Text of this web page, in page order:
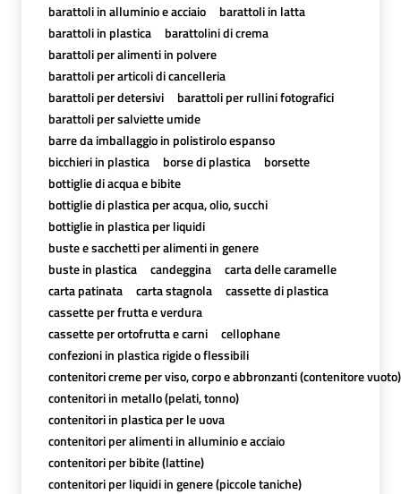
barattoli in alluminio e acciaio
barattoli in latta
barattoli in plastica
barattolini di crema
barattoli per alimenti in polvere
barattoli per articoli di cancelleria
barattoli per detersivi
barattoli per rullini fotografici
barattoli per salviette umide
barre da imballaggio in polistirolo espanso
bicchieri in plastica
borse di plastica
borsette
bottiglie di acqua e bibite
bottiglie di plastica per acqua, olio, succhi
bottiglie in plastica per liquidi
buste e sacchetti per alimenti in genere
buste in plastica
candeggina
carta delle caramelle
carta patinata
carta stagnola
cassette di plastica
cassette per frutta e verdura
cassette per ortofrutta e carni
cellophane
confezioni in plastica rigide o flessibili
contenitori creme per viso, corpo e abbronzanti (contenitore vuoto)
contenitori in metallo (pelati, tonno)
contenitori in plastica per le uova
contenitori per alimenti in alluminio e acciaio
contenitori per bibite (lattine)
contenitori per liquidi in genere (piccole taniche)